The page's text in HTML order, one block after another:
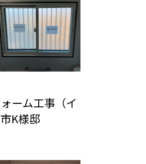
ーム工事（イ
K様邸